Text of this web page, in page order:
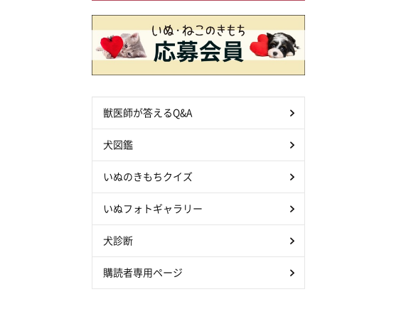
獣医師が答えるQ&A
犬図鑑
いぬのきもちクイズ
いぬフォトギャラリー
犬診断
購読者専用ページ